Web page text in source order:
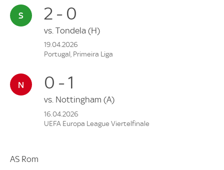
2 - 0
vs. Tondela (H)
19.04.2026
Portugal, Primeira Liga
0 - 1
vs. Nottingham (A)
16.04.2026
UEFA Europa League Viertelfinale
AS Rom